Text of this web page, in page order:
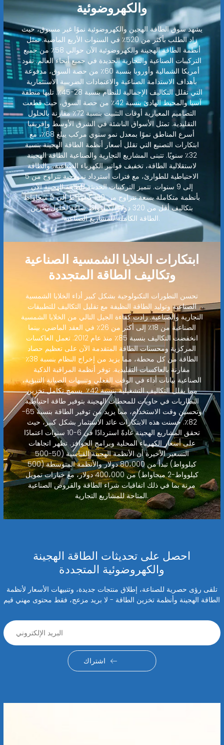
والكهروضوئية
يشهد سوق الطاقة الهجين والكهروضوئية نموًا غير مسبوق، حيث
زاد الطلب بأكثر من 520٪ في السنوات الأربع الماضية. تمثل
أنظمة الطاقة الهجينة والكهروضوئية الآن حوالي 58٪ من جميع
التركيبات الصناعية والتجارية الجديدة في جميع أنحاء العالم. تقود
أمريكا الشمالية وأوروبا بنسبة 60٪ من حصة السوق، مدفوعة
بأهداف الاستدامة الصناعية والاعتمادات الضريبية الاستثمارية
التي تقلل التكاليف الإجمالية للنظام بنسبة 28-45٪. تليها منطقة
آسيا والمحيط الهادئ بنسبة 42٪ من حصة السوق، حيث قطعت
التصاميم المعيارية أوقات التثبيت بنسبة 72٪ مقارنة بالحلول
التقليدية. تمثل الأسواق الناشئة في الشرق الأوسط وإفريقيا
أسرع المناطق نموًا بمعدل نمو سنوي مركب يبلغ 68٪، مع
ابتكارات التصنيع التي تقلل أسعار أنظمة الطاقة الهجينة بنسبة
32٪ سنويًا. تتبنى المشاريع التجارية والصناعية الطاقة الهجينة
لاستقلالية الطاقة، تخفيف فواتير الكهرباء الصناعية، والطاقة
الاحتياطية للطوارئ، مع فترات استرداد نموذجية تتراوح من 5
إلى 9 سنوات. تتميز التركيبات الحديثة للطاقة الهجينة الآن
بأنظمة متكاملة بسعة تتراوح من 100 كيلوواط إلى 5 ميجاواط
بتكاليف أقل من 320 دولارًا/كيلوواط ساعة لحلول تخزين
الطاقة الكاملة للمشاريع الصناعية.
ابتكارات الخلايا الشمسية الصناعية
وتكاليف الطاقة المتجددة
تحسن التطورات التكنولوجية بشكل كبير أداء الخلايا الشمسية
الصناعية وتوليد الطاقة النظيفة مع تقليل التكاليف للتطبيقات
التجارية والصناعية. زادت كفاءة الجيل التالي من الخلايا الشمسية
الصناعية من 18٪ إلى أكثر من 26٪ في العقد الماضي، بينما
انخفضت التكاليف بنسبة 85٪ منذ عام 2012. تعمل العاكسات
المركزية ومحسنات الطاقة المتقدمة الآن على تعظيم حصاد
الطاقة من كل محطة، مما يزيد من إخراج النظام بنسبة 38٪
مقارنة بالعاكسات التقليدية. توفر أنظمة المراقبة الذكية
الصناعية بيانات أداء في الوقت الفعلي وتنبيهات الصيانة التنبؤية،
مما يقلل التكاليف التشغيلية بنسبة 42٪. يسمح تكامل تخزين
البطاريات في حاويات للمحطات الهجينة بتوفير طاقة احتياطية
وتحسين وقت الاستخدام، مما يزيد من توفير الطاقة بنسبة 65-
82٪. حسنت هذه الابتكارات عائد الاستثمار بشكل كبير، حيث
تحقق المشاريع الهجينة عادةً استردادًا في 6-10 سنوات اعتمادًا
على أسعار الكهرباء المحلية وبرامج الحوافز. تظهر اتجاهات
التسعير الأخيرة أن الأنظمة الهجينة القياسية (50-500
كيلوواط) تبدأ من 80،000 دولار والأنظمة المتوسطة (500
كيلوواط-2 ميجاواط) من 400،000 دولار، مع خيارات تمويل
مرنة بما في ذلك اتفاقيات شراء الطاقة والقروض الصناعية
المتاحة للمشاريع التجارية.
احصل على تحديثات الطاقة الهجينة
والكهروضوئية المتجددة
تلقى رؤى حصرية للصناعة، إطلاق منتجات جديدة، وتنبيهات الأسعار لأنظمة
الطاقة الهجينة وأنظمة تخزين الطاقة - لا بريد مزعج، فقط محتوى مهني قيم
اشتراك